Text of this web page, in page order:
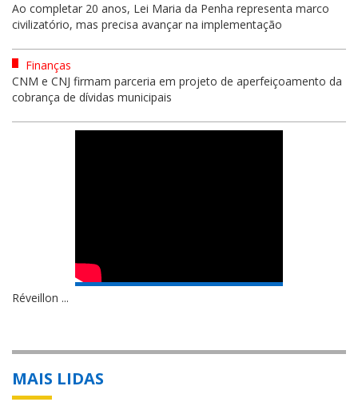
Ao completar 20 anos, Lei Maria da Penha representa marco
civilizatório, mas precisa avançar na implementação
Finanças
CNM e CNJ firmam parceria em projeto de aperfeiçoamento da
cobrança de dívidas municipais
Réveillon ...
MAIS LIDAS